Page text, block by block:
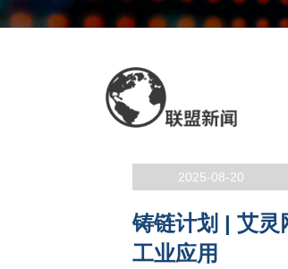
2025-08-20
铸链计划 | 艾灵
工业应用